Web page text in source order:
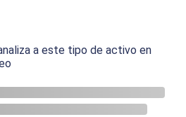
a este tipo de activo en